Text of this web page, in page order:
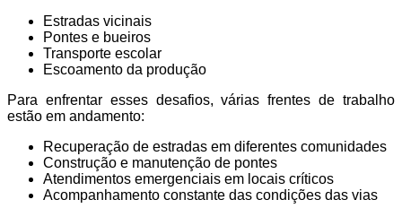
Estradas vicinais
Pontes e bueiros
Transporte escolar
Escoamento da produção
Para enfrentar esses desafios, várias frentes de trabalho
estão em andamento:
Recuperação de estradas em diferentes comunidades
Construção e manutenção de pontes
Atendimentos emergenciais em locais críticos
Acompanhamento constante das condições das vias